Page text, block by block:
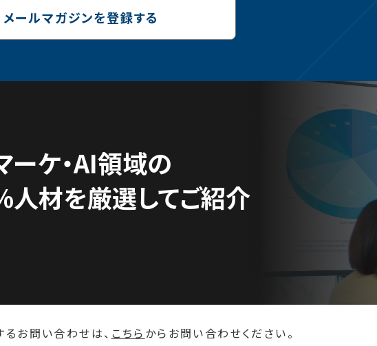
メールマガジンを登録する
ーケ・AI領域の
人材を厳選してご紹介
お問い合わせは、 こちら からお問い合わせください。